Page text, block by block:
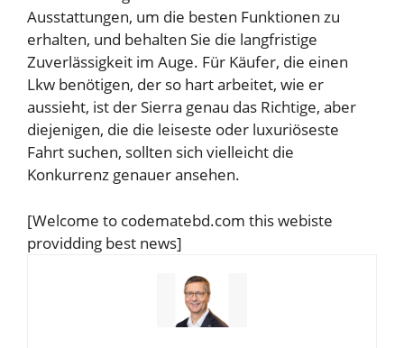
Ausstattungen, um die besten Funktionen zu
erhalten, und behalten Sie die langfristige
Zuverlässigkeit im Auge. Für Käufer, die einen
Lkw benötigen, der so hart arbeitet, wie er
aussieht, ist der Sierra genau das Richtige, aber
diejenigen, die die leiseste oder luxuriöseste
Fahrt suchen, sollten sich vielleicht die
Konkurrenz genauer ansehen.
[Welcome to codematebd.com this webiste
providding best news]